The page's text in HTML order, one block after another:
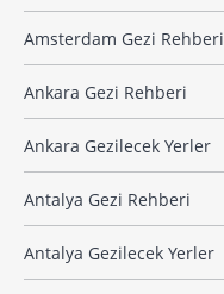
Amsterdam Gezi Rehberi
Ankara Gezi Rehberi
Ankara Gezilecek Yerler
Antalya Gezi Rehberi
Antalya Gezilecek Yerler